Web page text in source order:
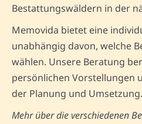
Bestattungswäldern in der
Memovida bietet eine
unabhängig davon, welche
wählen. Unsere Beratung
persönlichen Vorstellungen
der Planung und Umsetzung.
Mehr über die verschiedenen